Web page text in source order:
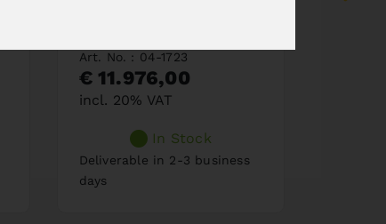
Art. No. : 04-1723
€ 11.976,00
incl. 20% VAT
In Stock
Deliverable in 2-3 business
days